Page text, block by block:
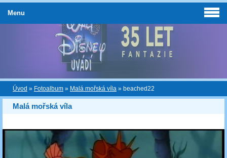
Úvod » Fotoalbum » Malá mořská víla » beached22
Malá mořská víla
Menu